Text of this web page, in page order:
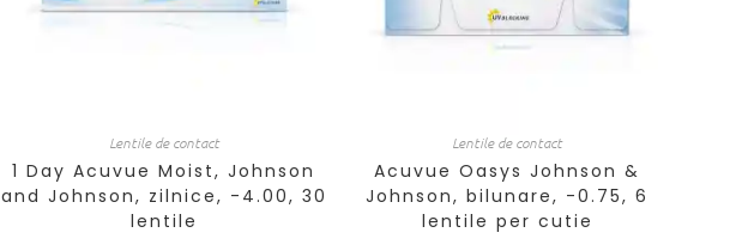
Lentile de contact
1 Day Acuvue Moist, Johnson
and Johnson, zilnice, -4.00, 30
lentile
Lentile de contact
Acuvue Oasys Johnson &
Johnson, bilunare, -0.75, 6
lentile per cutie